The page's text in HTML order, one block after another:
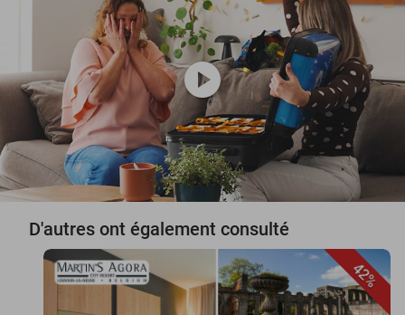
play_circle
D'autres ont également consulté
42%